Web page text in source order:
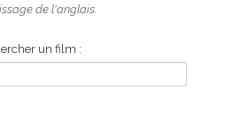
de l'anglais.
un film :